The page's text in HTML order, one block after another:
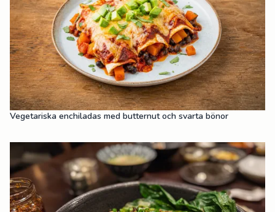
Vegetariska enchiladas med butternut och svarta bönor